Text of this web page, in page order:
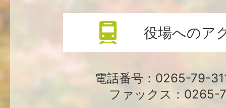
役場へのア
電話番号：0265-79-
ファックス：0265-